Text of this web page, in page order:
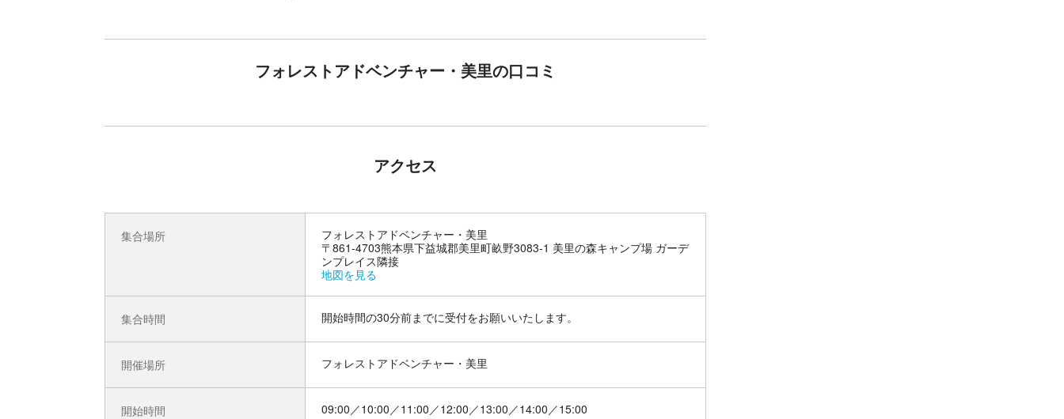
フォレストアドベンチャー・美里の口コミ
アクセス
集合場所
フォレストアドベンチャー・美里
〒861-4703熊本県下益城郡美里町畝野3083-1 美里の森キャンプ場 ガーデ
ンプレイス隣接
地図を見る
集合時間 開始時間の30分前までに受付をお願いいたします。
開催場所 フォレストアドベンチャー・美里
開始時間 09:00／10:00／11:00／12:00／13:00／14:00／15:00